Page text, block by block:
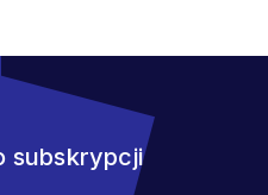
subskrypcji